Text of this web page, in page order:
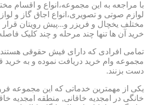
با مراجعه به این مجموعه،انواع و اقسام
لوازم صوتی و تصویری،انواع اجاق گاز و
مختلف یخچال و فریزر و...پیش رویتان قرار
خرید آن ها تنها چند مرحله و چند کلیک
تمامی افرادی که دارای فیش حقوقی هستند
مجموعه وام خرید دریافت نموده و به
دست بزنند.
یکی از مهمترین خدماتی که این مجموعه
خانگی در امجدیه خاقانی, منطقه امجدیه